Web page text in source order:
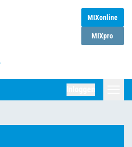
MIXonline
MIXpro